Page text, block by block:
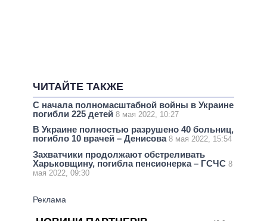
ЧИТАЙТЕ ТАКЖЕ
С начала полномасштабной войны в Украине
погибли 225 детей 8 мая 2022, 10:27
В Украине полностью разрушено 40 больниц,
погибло 10 врачей – Денисова 8 мая 2022, 15:54
Захватчики продолжают обстреливать
Харьковщину, погибла пенсионерка – ГСЧС 8
мая 2022, 09:30